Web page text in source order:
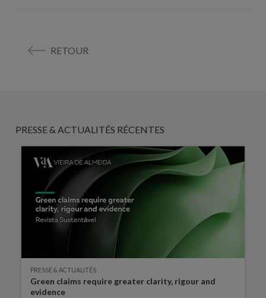
RETOUR
PRESSE & ACTUALITÉS RÉCENTES
PRESSE & ACTUALITÉS
Green claims require greater clarity, rigour and
evidence